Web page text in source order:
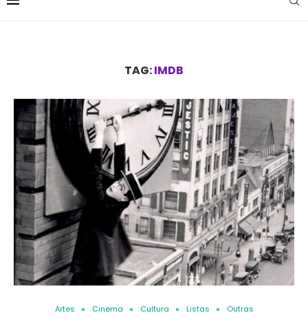
TAG:IMDB
Artes Cinema Cultura Listas Outras